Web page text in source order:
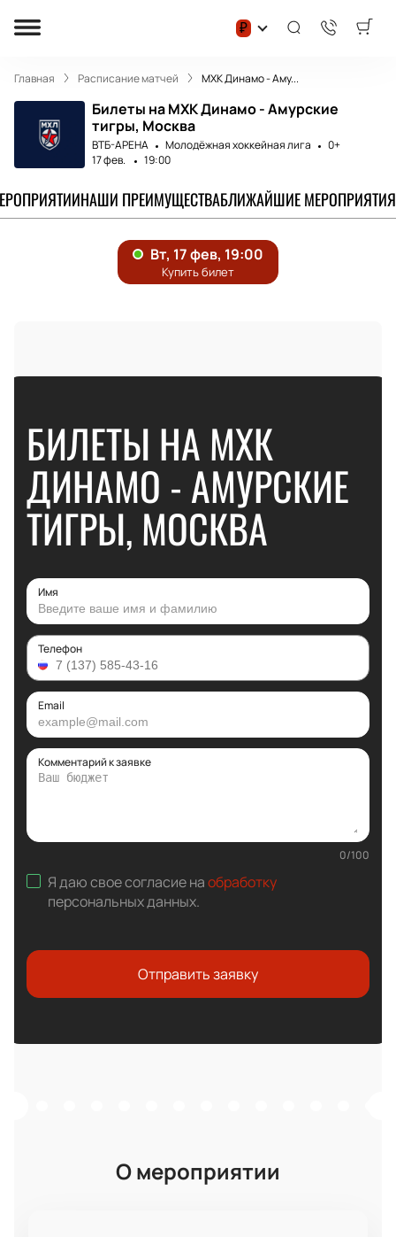
₽
Главная Расписание матчей МХК Динамо - Аму...
Билеты на МХК Динамо - Амурские
тигры, Москва
ВТБ-АРЕНА Молодёжная хоккейная лига
0+
17 фев.
19:00
НАШИ ПРЕИМУЩЕСТВАБЛИЖАЙШИЕ МЕРОПРИЯТИЯ
БИЛЕТЫ НА МХК
ДИНАМО - АМУРСКИЕ
ТИГРЫ, МОСКВА
Имя
Телефон
Email
Комментарий к заявке
0/100
Я даю свое согласие наобработку
персональных данных.
Отправить заявку
О мероприятии